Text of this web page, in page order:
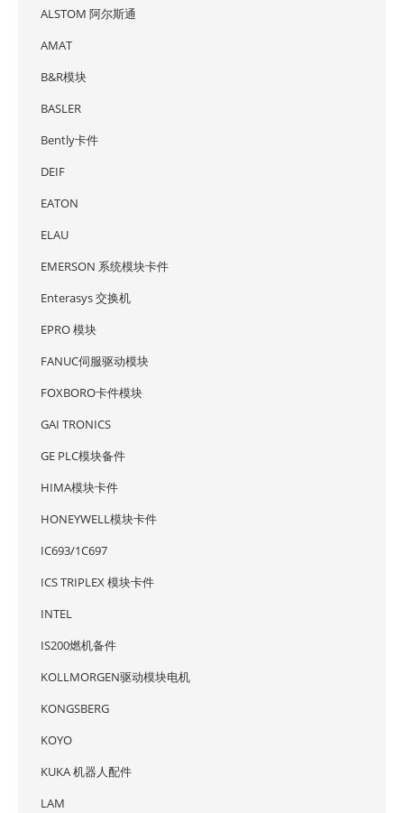
ALSTOM 阿尔斯通
AMAT
B&R模块
BASLER
Bently卡件
DEIF
EATON
ELAU
EMERSON 系统模块卡件
Enterasys 交换机
EPRO 模块
FANUC伺服驱动模块
FOXBORO卡件模块
GAI TRONICS
GE PLC模块备件
HIMA模块卡件
HONEYWELL模块卡件
IC693/1C697
ICS TRIPLEX 模块卡件
INTEL
IS200燃机备件
KOLLMORGEN驱动模块电机
KONGSBERG
KOYO
KUKA 机器人配件
LAM